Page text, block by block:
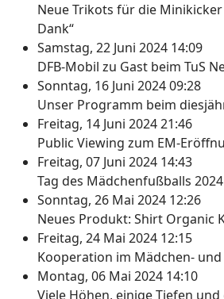
Neue Trikots für die Minikicker
Dank“
Samstag, 22 Juni 2024 14:09
DFB-Mobil zu Gast beim TuS
Sonntag, 16 Juni 2024 09:28
Unser Programm beim
Freitag, 14 Juni 2024 21:46
Public Viewing zum EM-
Freitag, 07 Juni 2024 14:43
Tag des Mädchenfußballs 2024
Sonntag, 26 Mai 2024 12:26
Neues Produkt: Shirt Organic
Freitag, 24 Mai 2024 12:15
Kooperation im Mädchen-
Montag, 06 Mai 2024 14:10
Viele Höhen, einige Tiefen und